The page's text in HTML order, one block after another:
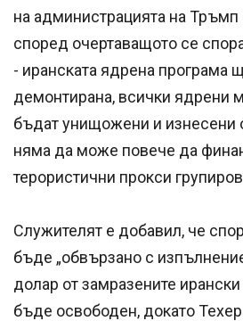
на администрацията на Тръмп
според очертаващото се
- иранската ядрена програма
демонтирана, всички ядрени
бъдат унищожени и изнесени
няма да може повече да
терористични прокси
Служителят е добавил, че
бъде „обвързано с
долар от замразените
бъде освободен, докато